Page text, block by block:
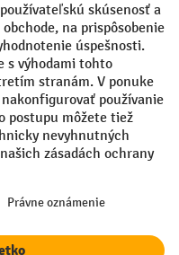
possible delivery charges,